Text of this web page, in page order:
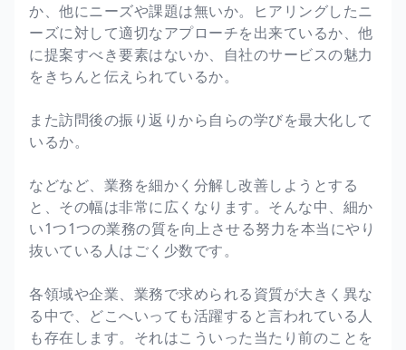
か、他にニーズや課題は無いか。ヒアリングしたニ
ーズに対して適切なアプローチを出来ているか、他
に提案すべき要素はないか、自社のサービスの魅力
をきちんと伝えられているか。
また訪問後の振り返りから自らの学びを最大化して
いるか。
などなど、業務を細かく分解し改善しようとする
と、その幅は非常に広くなります。そんな中、細か
い1つ1つの業務の質を向上させる努力を本当にやり
抜いている人はごく少数です。
各領域や企業、業務で求められる資質が大きく異な
る中で、どこへいっても活躍すると言われている人
も存在します。それはこういった当たり前のことを